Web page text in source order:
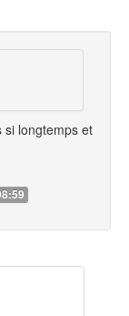
si longtemps et